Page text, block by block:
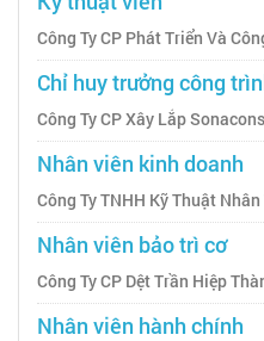
Công Ty CP Phát Triển Và
Chỉ huy trưởng công
Công Ty CP Xây Lắp Sonacons
Nhân viên kinh doanh
Công Ty TNHH Kỹ Thuật
Nhân viên bảo trì cơ
Công Ty CP Dệt Trần Hiệp
Nhân viên hành chính